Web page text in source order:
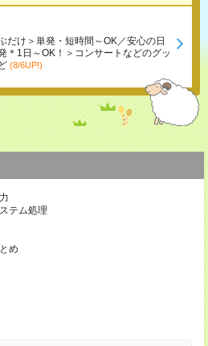
だけ＞単発・短時間～OK／安心の日
＊1日～OK！＞コンサートなどのグッ
(8/6UP!)
テム処理
め